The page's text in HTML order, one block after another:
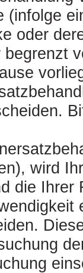
(infolge
oder
wird
die Ihrer